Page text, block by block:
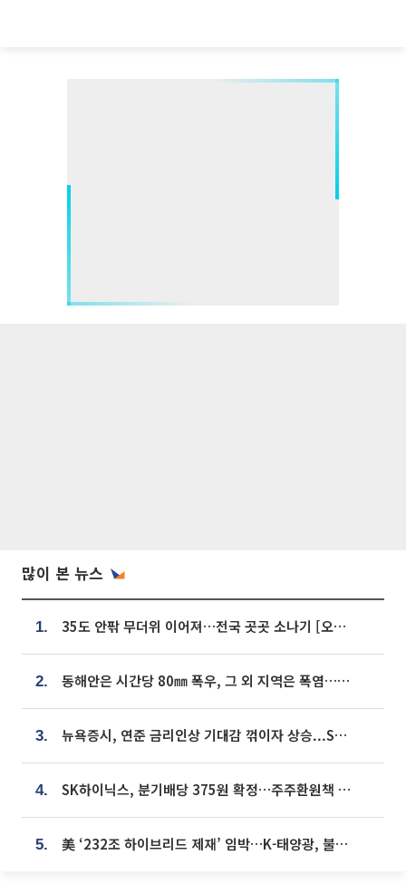
많이 본 뉴스
1. 35도 안팎 무더위 이어져…전국 곳곳 소나기 [오늘 날씨]
2. 동해안은 시간당 80㎜ 폭우, 그 외 지역은 폭염…‘극과 극 날씨’
3. 뉴욕증시, 연준 금리인상 기대감 꺾이자 상승...S&P500 사상 최고치 [종합]
4. SK하이닉스, 분기배당 375원 확정…주주환원책 9월로 앞당겨 발표
5. 美 ‘232조 하이브리드 제재’ 임박…K-태양광, 불확실성 털고 날개 다나